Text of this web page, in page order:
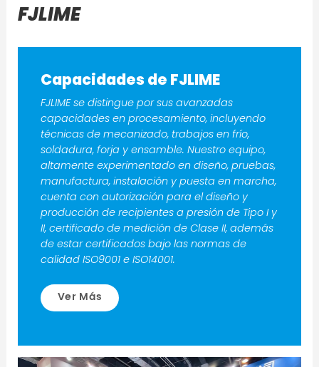
FJLIME
Capacidades de FJLIME
FJLIME se distingue por sus avanzadas
capacidades en procesamiento, incluyendo
técnicas de mecanizado, trabajos en frío,
soldadura, forja y ensamble. Nuestro equipo,
altamente experimentado en diseño, pruebas,
manufactura, instalación y puesta en marcha,
cuenta con autorización para el diseño y
producción de recipientes a presión de Tipo I y
II, certificado de medición de Clase II, además
de estar certificados bajo las normas de
calidad ISO9001 e ISO14001.
Ver Más